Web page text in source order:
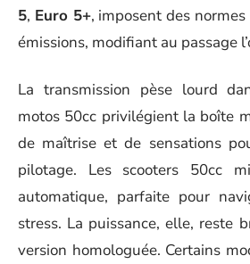
5, Euro 5+, imposent des
émissions, modifiant au passage
La transmission pèse lourd
motos 50cc privilégient la boîte
de maîtrise et de sensations
pilotage. Les scooters 50cc
automatique, parfaite pour
stress. La puissance, elle, reste
version homologuée. Certains